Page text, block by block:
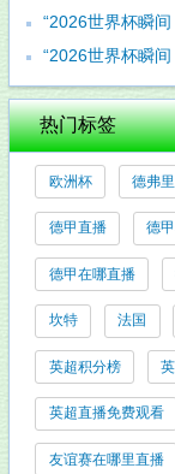
“2026世界杯瞬
“2026世界杯瞬
热门标签
欧洲杯 德弗里
德甲直播 德
德甲在哪直播
坎特 法国
英超积分榜
英超直播免费观看
友谊赛在哪里直播